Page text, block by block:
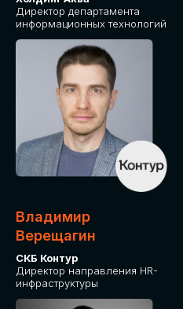
Директор департамента
информационных технологий
Владимир
Верещагин
СКБ Контур
Директор направления HR-
инфраструктуры